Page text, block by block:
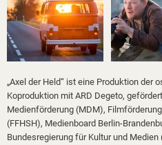
„Axel der Held“ ist eine Produktion der
Koproduktion mit ARD Degeto,
Medienförderung (MDM),
(FFHSH), Medienboard Berlin-
Bundesregierung für Kultur und